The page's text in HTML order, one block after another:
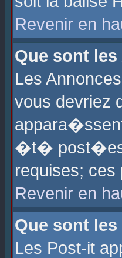
Revenir en
Que sont
Les
vous devriez
�t� post�es.
requises;
Revenir en
Que sont
Les Post-it